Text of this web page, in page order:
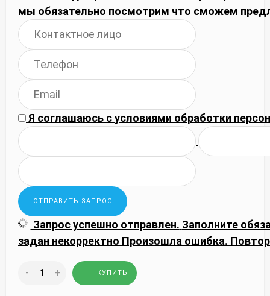
мы обязательно посмотрим что сможем
Я соглашаюсь сусловиями обработки
Запрос успешно отправлен. Заполните
задан некорректно Произошла ошибка.
- + КУПИТЬ